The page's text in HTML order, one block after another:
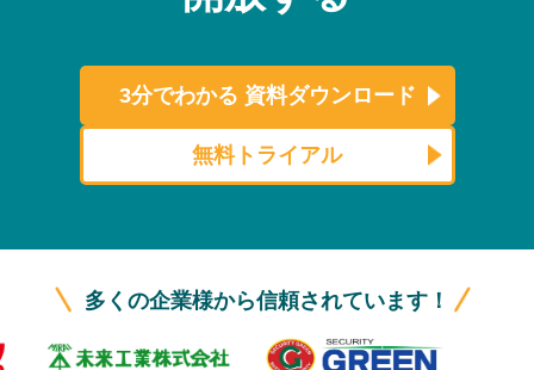
よくある質問
資料ダウンロード
ログイン
3分でわかる 資料ダウンロード
無料トライアル
多くの企業様から信頼されています！